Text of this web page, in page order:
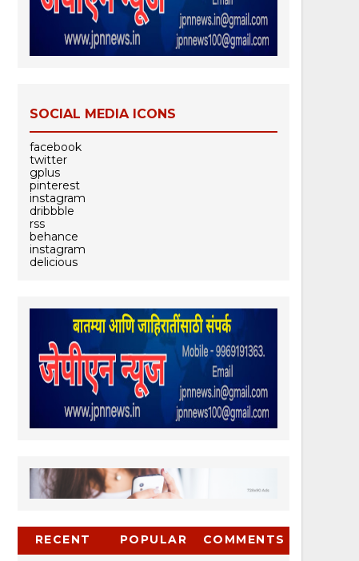
SOCIAL MEDIA ICONS
facebook
twitter
gplus
pinterest
instagram
dribbble
rss
behance
instagram
delicious
RECENT POPULAR COMMENTS